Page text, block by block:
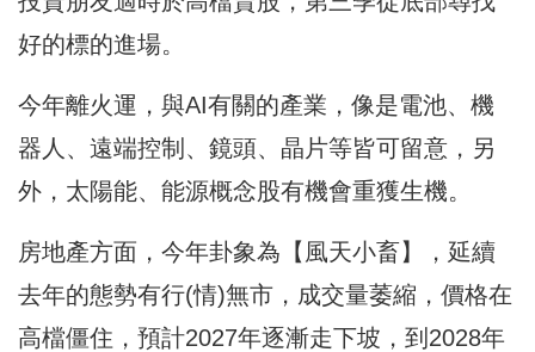
好的標的進場。
今年離火運，與AI有關的產業，像是電池、機
器人、遠端控制、鏡頭、晶片等皆可留意，另
外，太陽能、能源概念股有機會重獲生機。
房地產方面，今年卦象為【風天小畜】，延續
去年的態勢有行(情)無市，成交量萎縮，價格在
高檔僵住，預計2027年逐漸走下坡，到2028年